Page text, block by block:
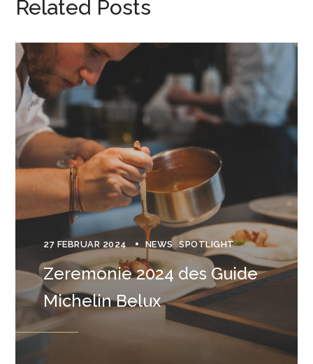
Related Posts
27 FEBRUAR 2024 NEWS SPOTLIGHT
Zeremonie 2024 des Guide
Michelin Belux